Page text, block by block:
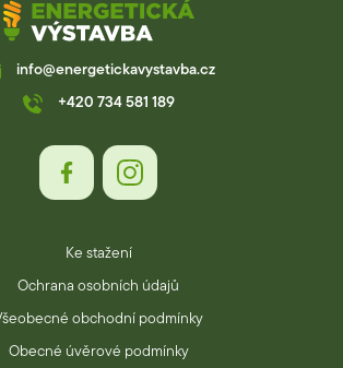
info@energetickavystavba.cz
+420 734 581 189
Ke stažení
Ochrana osobních údajů
obchodní podmínky
Obecné úvěrové podmínky